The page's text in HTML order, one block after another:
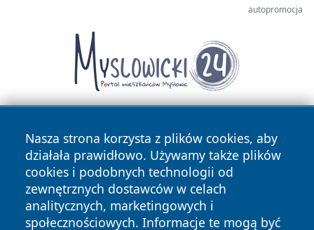
autopromocja
Nasza strona korzysta z plików cookies, aby
działała prawidłowo. Używamy także plików
cookies i podobnych technologii od
zewnętrznych dostawców w celach
analitycznych, marketingowych i
społecznościowych. Informacje te mogą być
Copyright © 2026 faktybytom.pl Wszystkie prawa zastrzeżone.